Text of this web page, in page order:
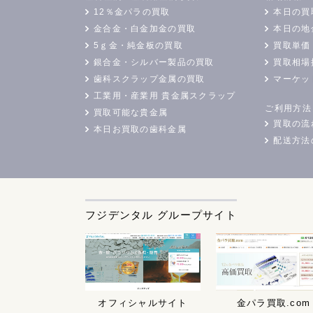
12％金パラの買取
金合金・白金加金の買取
5ｇ金・純金板の買取
銀合金・シルバー製品の買取
歯科スクラップ金属の買取
工業用・産業用 貴金属スクラップ
買取可能な貴金属
本日お買取の歯科金属
本日の買
本日の地
買取単価
買取相場
マーケッ
ご利用方法
買取の流
配送方法
フジデンタル グループサイト
オフィシャルサイト 金パラ買取.com